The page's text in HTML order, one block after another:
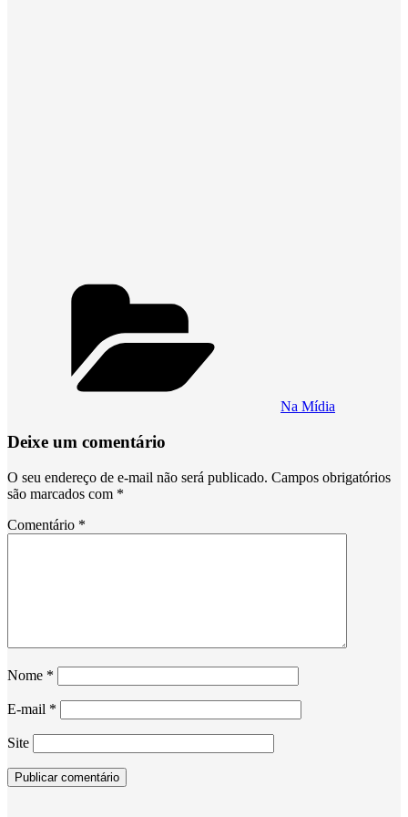
Na Mídia
Deixe um comentário
O seu endereço de e-mail não será publicado. Campos obrigatórios
são marcados com *
Comentário *
Nome *
E-mail *
Site